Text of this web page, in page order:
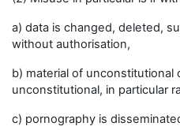
a) data is changed, deleted,
without authorisation,
b) material of unconstitutional
unconstitutional, in particular
c) pornography is